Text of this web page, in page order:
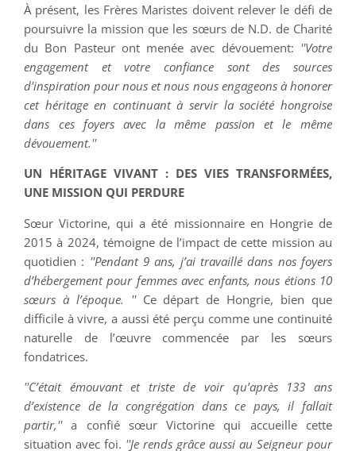
À présent, les Frères Maristes doivent relever le défi de
poursuivre la mission que les sœurs de N.D. de Charité
du Bon Pasteur ont menée avec dévouement: ''Votre
engagement et votre confiance sont des sources
d'inspiration pour nous et nous nous engageons à honorer
cet héritage en continuant à servir la société hongroise
dans ces foyers avec la même passion et le même
dévouement.''
UN HÉRITAGE VIVANT : DES VIES TRANSFORMÉES,
UNE MISSION QUI PERDURE
Sœur Victorine, qui a été missionnaire en Hongrie de
2015 à 2024, témoigne de l’impact de cette mission au
quotidien : ''Pendant 9 ans, j’ai travaillé dans nos foyers
d’hébergement pour femmes avec enfants, nous étions 10
sœurs à l’époque. '' Ce départ de Hongrie, bien que
difficile à vivre, a aussi été perçu comme une continuité
naturelle de l’œuvre commencée par les sœurs
fondatrices.
''C’était émouvant et triste de voir qu’après 133 ans
d’existence de la congrégation dans ce pays, il fallait
partir,''a confié sœur Victorine qui accueille cette
situation avec foi. ''Je rends grâce aussi au Seigneur pour